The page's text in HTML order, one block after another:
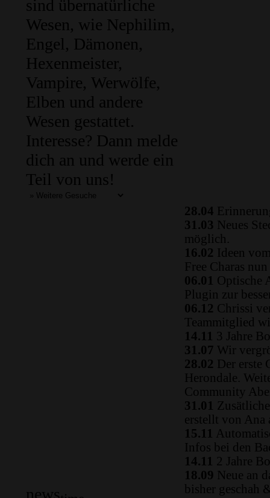
sind übernatürliche
Wesen, wie Nephilim,
Engel, Dämonen,
Hexenmeister,
Vampire, Werwölfe,
Elben und andere
Wesen gestattet.
Interesse? Dann melde
dich an und werde ein
Teil von uns!
news
28.04
31.03 Neues
möglich.
16.02 Ideen
Free Charas
06.01 Optische
Plugin zur
06.12 Chrissi
Teammitglied
14.11 3 Jahre
31.07 Wir
28.02 Der erste
Herondale.
Community
31.01
erstellt von Ana
15.11
Infos bei den
14.11
2 Jahre
18.09 Neue an
bisher geschah